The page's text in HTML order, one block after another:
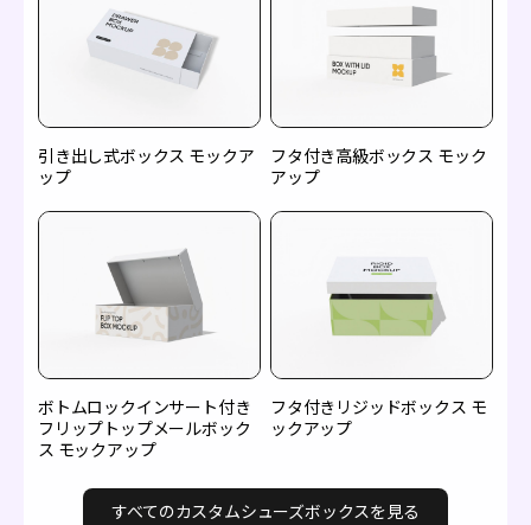
引き出し式ボックス モックア
ップ
フタ付き高級ボックス モック
アップ
ボトムロックインサート付き
フリップトップメールボック
ス モックアップ
フタ付きリジッドボックス モ
ックアップ
すべてのカスタムシューズボックスを見る